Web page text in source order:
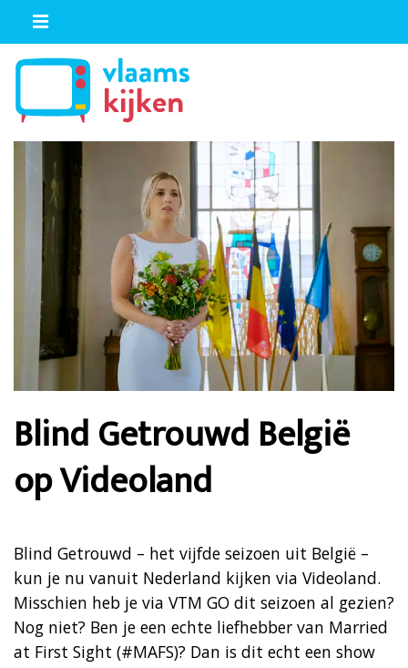
Blind Getrouwd België
op Videoland
Blind Getrouwd – het vijfde seizoen uit België –
kun je nu vanuit Nederland kijken via Videoland.
Misschien heb je via VTM GO dit seizoen al gezien?
Nog niet? Ben je een echte liefhebber van Married
at First Sight (#MAFS)? Dan is dit echt een show